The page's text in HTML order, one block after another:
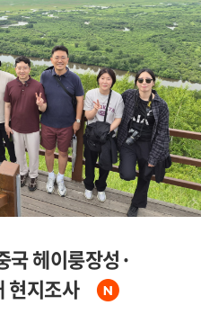
국 헤이룽장성·
현지조사